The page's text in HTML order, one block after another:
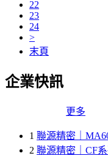
22
23
24
>
末頁
企業快訊
更多
1 聯源精密｜
2 聯源精密｜CF